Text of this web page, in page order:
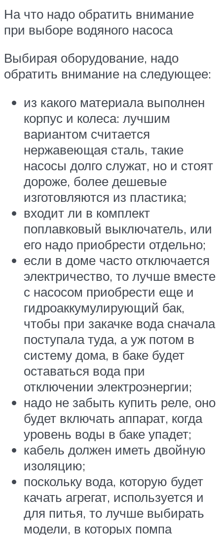
На что надо обратить внимание
при выборе водяного насоса
Выбирая оборудование, надо
обратить внимание на следующее:
из какого материала выполнен
корпус и колеса: лучшим
вариантом считается
нержавеющая сталь, такие
насосы долго служат, но и стоят
дороже, более дешевые
изготовляются из пластика;
входит ли в комплект
поплавковый выключатель, или
его надо приобрести отдельно;
если в доме часто отключается
электричество, то лучше вместе
с насосом приобрести еще и
гидроаккумулирующий бак,
чтобы при закачке вода сначала
поступала туда, а уж потом в
систему дома, в баке будет
оставаться вода при
отключении электроэнергии;
надо не забыть купить реле, оно
будет включать аппарат, когда
уровень воды в баке упадет;
кабель должен иметь двойную
изоляцию;
поскольку вода, которую будет
качать агрегат, используется и
для питья, то лучше выбирать
модели, в которых помпа